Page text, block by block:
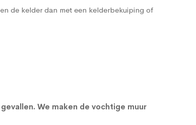
de kelder dan met een kelderbekuiping of
We maken de vochtige muur